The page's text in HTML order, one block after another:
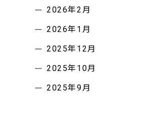
2026年2月
2026年1月
2025年12月
2025年10月
2025年9月